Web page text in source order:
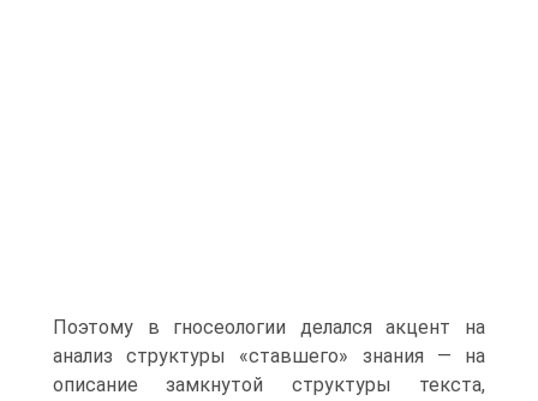
Поэтому в гносеологии делался акцент на
анализ структуры «ставшего» знания — на
описание замкнутой структуры текста,